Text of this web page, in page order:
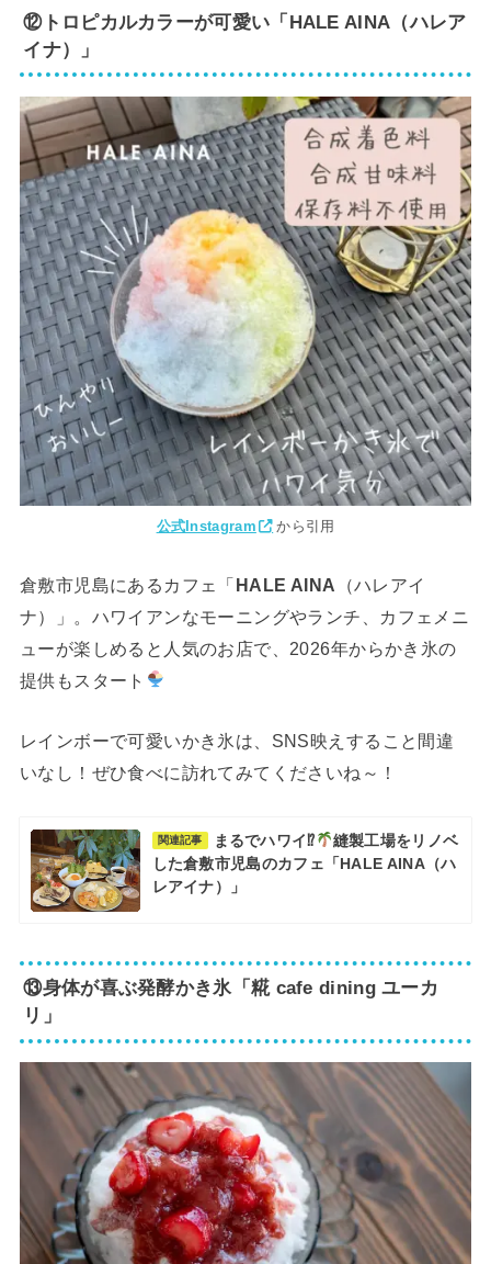
⑫トロピカルカラーが可愛い「HALE AINA（ハレア
イナ）」
公式Instagram から引用
倉敷市児島にあるカフェ「HALE AINA （ハレアイ
ナ）」。ハワイアンなモーニングやランチ、カフェメニ
ューが楽しめると人気のお店で、2026年からかき氷の
提供もスタート
レインボーで可愛いかき氷は、SNS映えすること間違
いなし！ぜひ食べに訪れてみてくださいね～！
関連記事 まるでハワイ⁉
縫製工場をリノベ
した倉敷市児島のカフェ「HALE AINA（ハ
レアイナ）」
⑬身体が喜ぶ発酵かき氷「糀 cafe dining ユーカ
リ」